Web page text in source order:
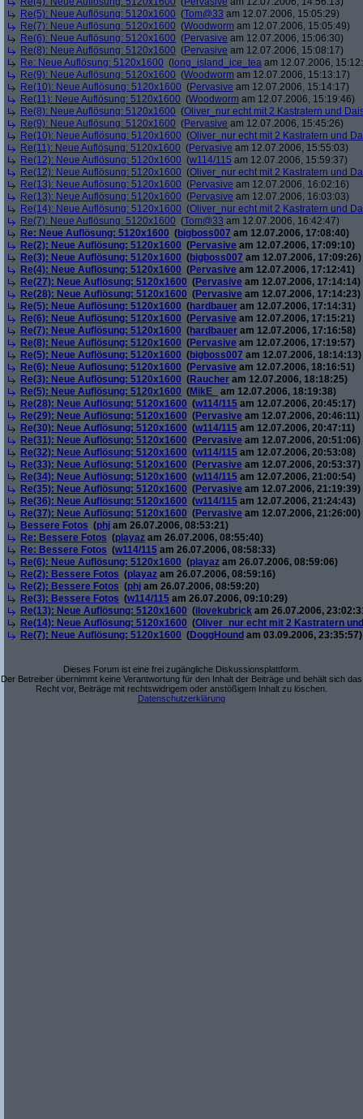
Re(5): Neue Auflösung: 5120x1600 (Tom@33 am 12.07.2006, 15:05:29)
Re(7): Neue Auflösung: 5120x1600 (Woodworm am 12.07.2006, 15:05:49)
Re(6): Neue Auflösung: 5120x1600 (Pervasive am 12.07.2006, 15:06:30)
Re(8): Neue Auflösung: 5120x1600 (Pervasive am 12.07.2006, 15:08:17)
Re: Neue Auflösung: 5120x1600 ( long_island_ice_tea am 12.07.2006,
Re(9): Neue Auflösung: 5120x1600 (Woodworm am 12.07.2006, 15:13:17)
Re(10): Neue Auflösung: 5120x1600 (Pervasive am 12.07.2006, 15:14:17)
Re(11): Neue Auflösung: 5120x1600 (Woodworm am 12.07.2006, 15:19:46)
Re(8): Neue Auflösung: 5120x1600 (Oliver_nur echt mit 2 Kastratern und
Re(9): Neue Auflösung: 5120x1600 (Pervasive am 12.07.2006, 15:45:26)
Re(10): Neue Auflösung: 5120x1600 (Oliver_nur echt mit 2 Kastratern und
Re(11): Neue Auflösung: 5120x1600 (Pervasive am 12.07.2006, 15:55:03)
Re(12): Neue Auflösung: 5120x1600 (w114/115 am 12.07.2006, 15:59:37)
Re(12): Neue Auflösung: 5120x1600 (Oliver_nur echt mit 2 Kastratern und
Re(13): Neue Auflösung: 5120x1600 (Pervasive am 12.07.2006, 16:02:16)
Re(13): Neue Auflösung: 5120x1600 (Pervasive am 12.07.2006, 16:03:03)
Re(14): Neue Auflösung: 5120x1600 (Oliver_nur echt mit 2 Kastratern und
Re(7): Neue Auflösung: 5120x1600 (Tom@33 am 12.07.2006, 16:42:47)
Re: Neue Auflösung: 5120x1600 (bigboss007 am 12.07.2006, 17:08:40)
Re(2): Neue Auflösung: 5120x1600 (Pervasive am 12.07.2006, 17:09:10)
Re(3): Neue Auflösung: 5120x1600 (bigboss007 am 12.07.2006, 17:09:26)
Re(4): Neue Auflösung: 5120x1600 (Pervasive am 12.07.2006, 17:12:41)
Re(27): Neue Auflösung: 5120x1600 (Pervasive am 12.07.2006, 17:14:14)
Re(28): Neue Auflösung: 5120x1600 (Pervasive am 12.07.2006, 17:14:23)
Re(5): Neue Auflösung: 5120x1600 (hardbauer am 12.07.2006, 17:14:31)
Re(6): Neue Auflösung: 5120x1600 (Pervasive am 12.07.2006, 17:15:21)
Re(7): Neue Auflösung: 5120x1600 (hardbauer am 12.07.2006, 17:16:58)
Re(8): Neue Auflösung: 5120x1600 (Pervasive am 12.07.2006, 17:19:57)
Re(5): Neue Auflösung: 5120x1600 (bigboss007 am 12.07.2006, 18:14:13)
Re(6): Neue Auflösung: 5120x1600 (Pervasive am 12.07.2006, 18:16:51)
Re(3): Neue Auflösung: 5120x1600 (Raucher am 12.07.2006, 18:18:25)
Re(5): Neue Auflösung: 5120x1600 (MikE_
am 12.07.2006, 18:19:38)
Re(28): Neue Auflösung: 5120x1600 (w114/115 am 12.07.2006, 20:45:17)
Re(29): Neue Auflösung: 5120x1600 (Pervasive am 12.07.2006, 20:46:11)
Re(30): Neue Auflösung: 5120x1600 (w114/115 am 12.07.2006, 20:47:11)
Re(31): Neue Auflösung: 5120x1600 (Pervasive am 12.07.2006, 20:51:06)
Re(32): Neue Auflösung: 5120x1600 (w114/115 am 12.07.2006, 20:53:08)
Re(33): Neue Auflösung: 5120x1600 (Pervasive am 12.07.2006, 20:53:37)
Re(34): Neue Auflösung: 5120x1600 (w114/115 am 12.07.2006, 21:00:54)
Re(35): Neue Auflösung: 5120x1600 (Pervasive am 12.07.2006, 21:19:39)
Re(36): Neue Auflösung: 5120x1600 (w114/115 am 12.07.2006, 21:24:43)
Re(37): Neue Auflösung: 5120x1600 (Pervasive am 12.07.2006, 21:26:00)
Bessere Fotos (phj am 26.07.2006, 08:53:21)
Re: Bessere Fotos (playaz am 26.07.2006, 08:55:40)
Re: Bessere Fotos (w114/115 am 26.07.2006, 08:58:33)
Re(6): Neue Auflösung: 5120x1600 (playaz am 26.07.2006, 08:59:06)
Re(2): Bessere Fotos (playaz am 26.07.2006, 08:59:16)
Re(2): Bessere Fotos (phj am 26.07.2006, 08:59:20)
Re(3): Bessere Fotos (w114/115 am 26.07.2006, 09:10:29)
Re(13): Neue Auflösung: 5120x1600 (ilovekubrick am 26.07.2006,
Re(14): Neue Auflösung: 5120x1600 (Oliver_nur echt mit 2 Kastratern
Re(7): Neue Auflösung: 5120x1600 (DoggHound am 03.09.2006, 23:35:57)
Dieses Forum ist eine frei zugängliche Diskussionsplattform.
Der Betreiber übernimmt keine Verantwortung für den Inhalt der Beiträge und behält sich das
Recht vor, Beiträge mit rechtswidrigem oder anstößigem Inhalt zu löschen.
Datenschutzerklärung